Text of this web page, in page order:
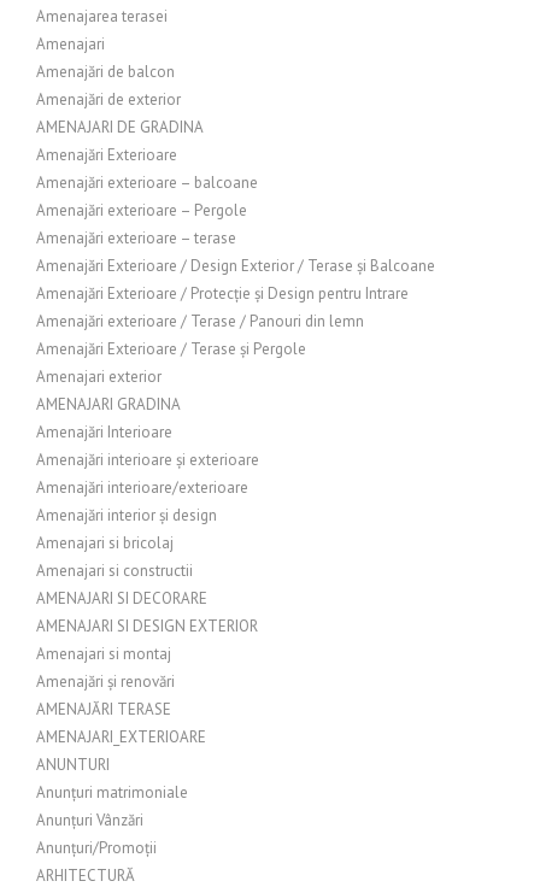
Amenajarea terasei
Amenajari
Amenajări de balcon
Amenajări de exterior
AMENAJARI DE GRADINA
Amenajări Exterioare
Amenajări exterioare – balcoane
Amenajări exterioare – Pergole
Amenajări exterioare – terase
Amenajări Exterioare / Design Exterior / Terase și Balcoane
Amenajări Exterioare / Protecție și Design pentru Intrare
Amenajări exterioare / Terase / Panouri din lemn
Amenajări Exterioare / Terase și Pergole
Amenajari exterior
AMENAJARI GRADINA
Amenajări Interioare
Amenajări interioare și exterioare
Amenajări interioare/exterioare
Amenajări interior și design
Amenajari si bricolaj
Amenajari si constructii
AMENAJARI SI DECORARE
AMENAJARI SI DESIGN EXTERIOR
Amenajari si montaj
Amenajări și renovări
AMENAJĂRI TERASE
AMENAJARI_EXTERIOARE
ANUNTURI
Anunțuri matrimoniale
Anunțuri Vânzări
Anunțuri/Promoții
ARHITECTURĂ